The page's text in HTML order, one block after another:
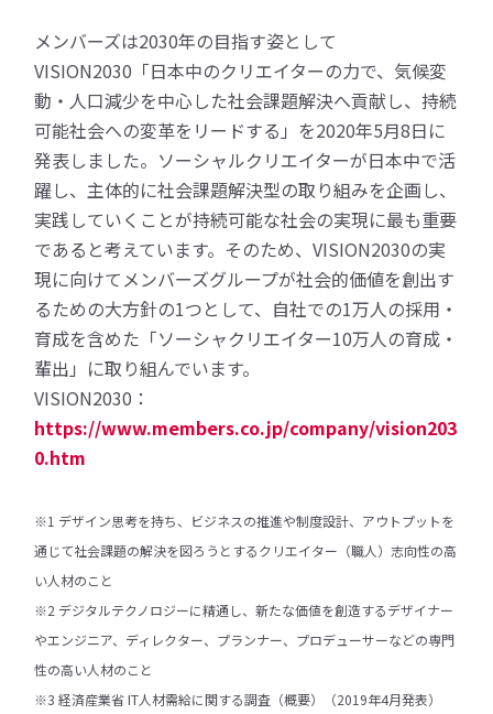
メンバーズは2030年の目指す姿として
VISION2030「日本中のクリエイターの力で、気候変
動・人口減少を中心した社会課題解決へ貢献し、持続
可能社会への変革をリードする」を2020年5月8日に
発表しました。ソーシャルクリエイターが日本中で活
躍し、主体的に社会課題解決型の取り組みを企画し、
実践していくことが持続可能な社会の実現に最も重要
であると考えています。そのため、VISION2030の実
現に向けてメンバーズグループが社会的価値を創出す
るための大方針の1つとして、自社での1万人の採用・
育成を含めた「ソーシャクリエイター10万人の育成・
輩出」に取り組んでいます。
VISION2030：
https://www.members.co.jp/company/vision203
0.htm
※1 デザイン思考を持ち、ビジネスの推進や制度設計、アウトプットを
通じて社会課題の解決を図ろうとするクリエイター（職人）志向性の高
い人材のこと
※2 デジタルテクノロジーに精通し、新たな価値を創造するデザイナー
やエンジニア、ディレクター、プランナー、プロデューサーなどの専門
性の高い人材のこと
※3 経済産業省 IT人材需給に関する調査（概要）（2019年4月発表）